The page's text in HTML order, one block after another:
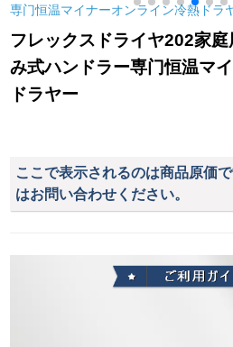
ラヤ公式標準装備
装备+ストレー
6810
フレックスドライヤ202家
み式ハンドラー専门恒温マ
ドラヤー
ここで表示されるのは商品原価
はお問い合わせください。